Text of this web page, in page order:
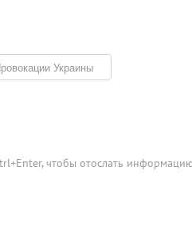
Украины
чтобы отослать